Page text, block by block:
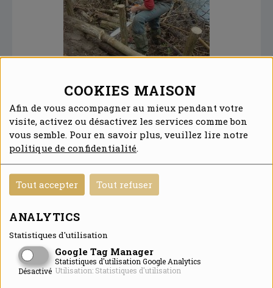
COOKIES MAISON
Afin de vous accompagner au mieux pendant votre
visite, activez ou désactivez les services comme bon
vous semble. Pour en savoir plus, veuillez lire notre
politique de confidentialité.
Tout accepter Tout refuser
ANALYTICS
Statistiques d'utilisation
Google Tag Manager
Désactivé
Statistiques d'utilisation Google Analytics
Utilisation: Statistiques d'utilisation
Ainsi, d'ici fin 2013, nos différentes classes du
bac pro GMNF, réaliseront des travaux
d'abattage et de débroussaillage afin d'initier
le sentier. Par ailleurs, l'étang sera nettoyé.
Diverses techniques de génie végétale
permettront de créer de toutes pièces un
passerelle et plusieurs caillebotis. Enfin, des
plantations ont été réalisées afin de protéger
des zones de refuges de l'éventuel
dérangement engendré par le grand public.